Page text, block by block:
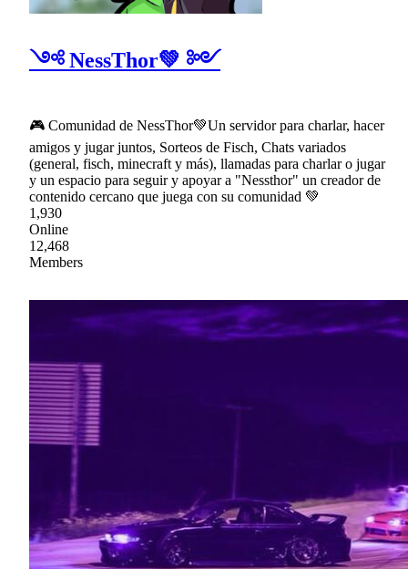
༺ NessThor💚 ༻
🎮 Comunidad de NessThor💚Un servidor para charlar, hacer
amigos y jugar juntos, Sorteos de Fisch, Chats variados
(general, fisch, minecraft y más), llamadas para charlar o jugar
y un espacio para seguir y apoyar a "Nessthor" un creador de
contenido cercano que juega con su comunidad 💚
1,930
Online
12,468
Members